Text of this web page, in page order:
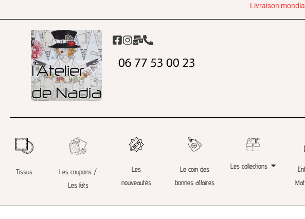
Livraison
Tissus
Les coupons /
Les fats
Les
nouveautés
Le coin des
bonnes affaires
Les collections